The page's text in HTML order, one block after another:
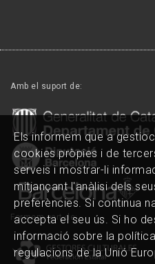
Amb el suport de:
Formem part de:
Els informem que a
cookies pròpies i de
serveis i mostrar-li
mitjançant l'anàlisi dels
preferències. Si continua
accepta el seu ús. Si ho
informació sobre la
regulacions de la Unió